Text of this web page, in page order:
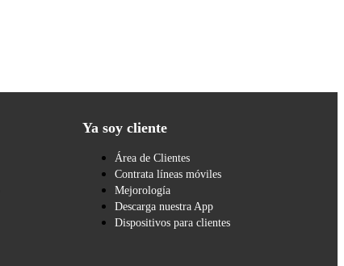
Ya soy cliente
Área de Clientes
Contrata líneas móviles
Mejorología
Descarga nuestra App
Dispositivos para clientes